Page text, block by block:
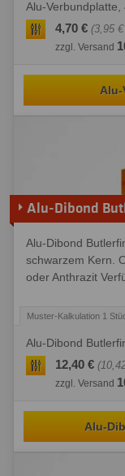
Alu-Verbundplatte,
4,70 € (3,95
zzgl. Versand
Alu-Dibond
Alu-Dibond
schwarzem Kern.
oder Anthrazit
Alu-Dibond
12,40 €
zzgl. Versand
Alu-